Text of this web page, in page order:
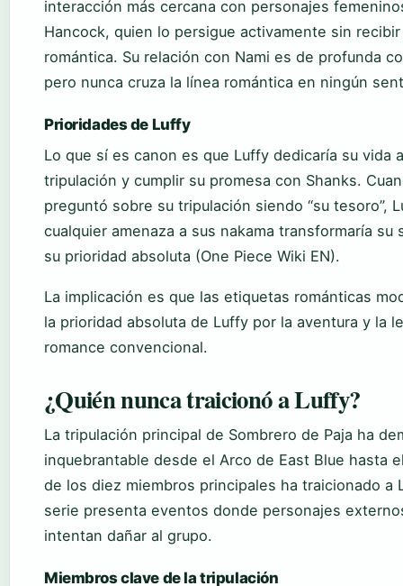
interacción más cercana con personajes
Hancock, quien lo persigue activamente sin
romántica. Su relación con Nami es de profunda
pero nunca cruza la línea romántica en ningún
Prioridades de Luffy
Lo que sí es canon es que Luffy dedicaría su vida
tripulación y cumplir su promesa con Shanks.
preguntó sobre su tripulación siendo “su tesoro”,
cualquier amenaza a sus nakama transformaría su
su prioridad absoluta (One Piece Wiki EN).
La implicación es que las etiquetas románticas
la prioridad absoluta de Luffy por la aventura y la
romance convencional.
¿Quién nunca traicionó a Luffy?
La tripulación principal de Sombrero de Paja ha
inquebrantable desde el Arco de East Blue hasta
de los diez miembros principales ha traicionado a
serie presenta eventos donde personajes
intentan dañar al grupo.
Miembros clave de la tripulación